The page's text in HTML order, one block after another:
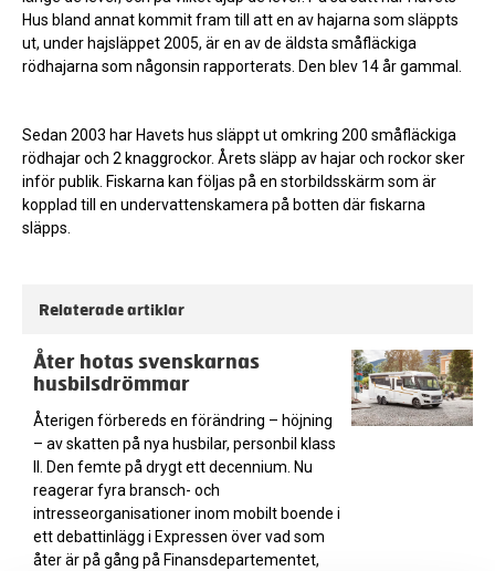
Hus bland annat kommit fram till att en av hajarna som släppts
ut, under hajsläppet 2005, är en av de äldsta småfläckiga
rödhajarna som någonsin rapporterats. Den blev 14 år gammal.
Sedan 2003 har Havets hus släppt ut omkring 200 småfläckiga
rödhajar och 2 knaggrockor. Årets släpp av hajar och rockor sker
inför publik. Fiskarna kan följas på en storbildsskärm som är
kopplad till en undervattenskamera på botten där fiskarna
släpps.
Relaterade artiklar
Åter hotas svenskarnas
husbilsdrömmar
Återigen förbereds en förändring – höjning
– av skatten på nya husbilar, personbil klass
II. Den femte på drygt ett decennium. Nu
reagerar fyra bransch- och
intresseorganisationer inom mobilt boende i
ett debattinlägg i Expressen över vad som
åter är på gång på Finansdepartementet,